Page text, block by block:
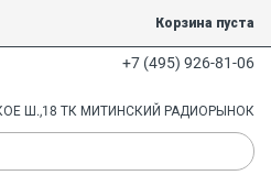
Корзина пуста
+7 (495) 926-81-06
Ш.,18 ТК МИТИНСКИЙ РАДИОРЫНОК